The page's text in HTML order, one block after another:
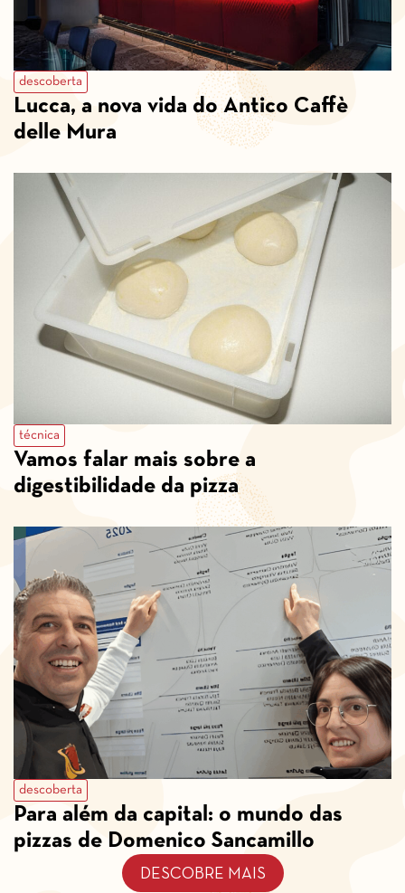
descoberta
Lucca, a nova vida do Antico Caffè
delle Mura
técnica
Vamos falar mais sobre a
digestibilidade da pizza
descoberta
Para além da capital: o mundo das
pizzas de Domenico Sancamillo
DESCOBRE MAIS